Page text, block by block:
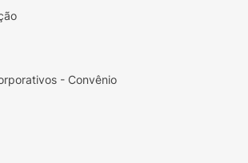
- Convênio